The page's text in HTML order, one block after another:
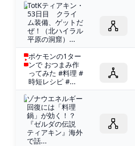
TotKティアキン・
53日目 クライ
ム装備、ゲットだ
ぜ！（北ハイラル
平原の洞窟）...
ポケモンの1ター
ンで おつまみ作
ってみた #料理 #
時短レシピ #...
ゾナウエネルギー
回復には「料理
鍋」が効く！？
『ゼルダの伝説
ティアキン』海外
で話...